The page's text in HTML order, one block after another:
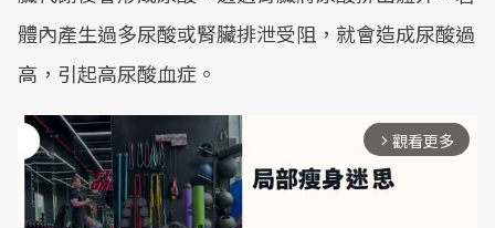
體內產生過多尿酸或腎臟排泄受阻，就會造成尿酸過
高，引起高尿酸血症。
arrow_forward_ios 觀看更多